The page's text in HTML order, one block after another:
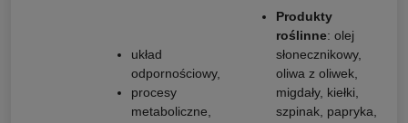
układ
odpornościowy,
procesy
metaboliczne,
Produkty
roślinne: olej
słonecznikowy,
oliwa z oliwek,
migdały, kiełki,
szpinak, papryka,